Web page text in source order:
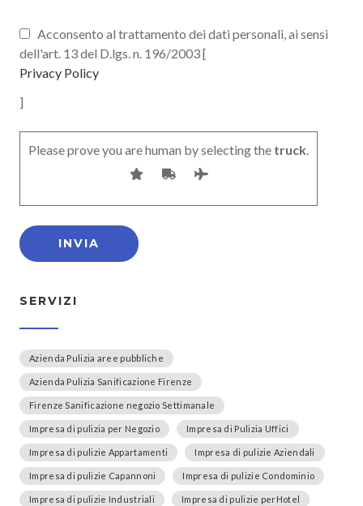
Acconsento al trattamento dei dati personali, ai sensi
dell'art. 13 del D.lgs. n. 196/2003 [
Privacy Policy
]
Please prove you are human by selecting the truck.
SERVIZI
Azienda Pulizia aree pubbliche
Azienda Pulizia Sanificazione Firenze
Firenze Sanificazione negozio Settimanale
Impresa di pulizia per Negozio Impresa di Pulizia Uffici
Impresa di pulizie Appartamenti Impresa di pulizie Aziendali
Impresa di pulizie Capannoni Impresa di pulizie Condominio
Impresa di pulizie Industriali Impresa di pulizie perHotel